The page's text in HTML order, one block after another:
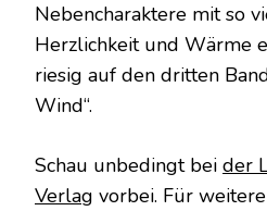
Nebencharaktere mit so
Herzlichkeit und Wärme
riesig auf den dritten
Wind“.
Schau unbedingt bei der
Verlag vorbei. Für